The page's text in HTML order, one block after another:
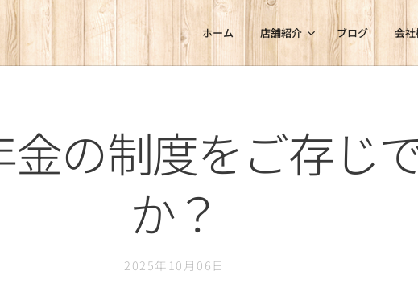
ホーム 店舗紹介 ブログ 会
金の制度をご存じ
か？
2025年10月06日